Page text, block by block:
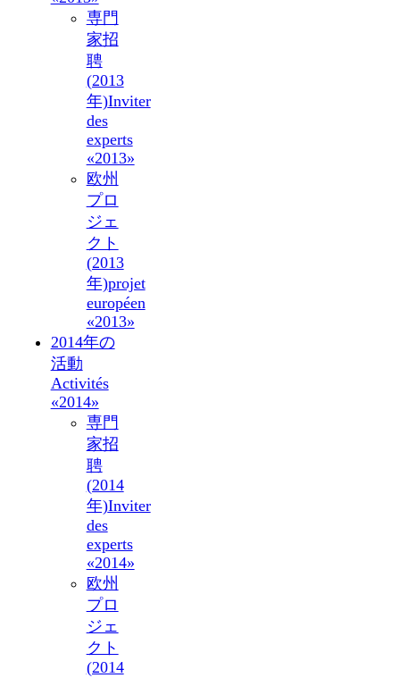
専門
家招
聘
(2013
年)Inviter
des
experts
«2013»
欧州
プロ
ジェ
クト
(2013
年)projet
européen
«2013»
2014年の
活動
Activités
«2014»
専門
家招
聘
(2014
年)Inviter
des
experts
«2014»
欧州
プロ
ジェ
クト
(2014